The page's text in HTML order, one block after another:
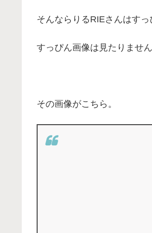
そんならりるRIEさんはす
すっぴん画像は見たりません
その画像がこちら。